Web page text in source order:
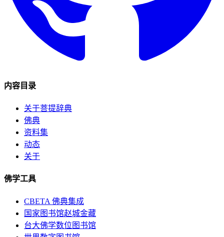
内容目录
关于菩提辞典
佛典
资料集
动态
关于
佛学工具
CBETA 佛典集成
国家图书馆赵城金藏
台大佛学数位图书馆